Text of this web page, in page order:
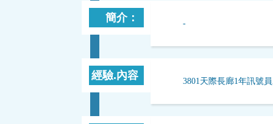
簡介： -
經驗.內容 3801天際長廊1年訊號